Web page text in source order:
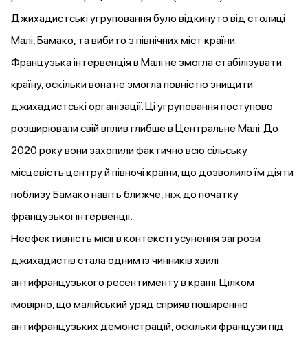
Джихадистські угруповання було відкинуто від столиці
Малі, Бамако, та вибито з північних міст країни.
Французька інтервенція в Малі не змогла стабілізувати
країну, оскільки вона не змогла повністю знищити
джихадистські організації. Ці угруповання поступово
розширювалисвій вплив глибше в Центральне Малі. До
2020 року вони захопилифактично всю сільську
місцевість центру й півночі країни, що дозволило їмдіяти
поблизу Бамако навіть ближче, ніж до початку
французької інтервенції.
Неефективність місії в контексті усунення загрози
джихадистів сталаодним із чинників хвилі
антифранцузького ресентименту в країні. Цілком
імовірно, що малійський уряд сприяв поширенню
антифранцузьких демонстрацій, оскільки французи під